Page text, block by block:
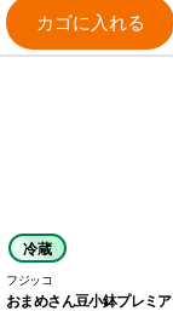
カゴに入れる
冷蔵
フジッコ
おまめさん豆小鉢プレミア